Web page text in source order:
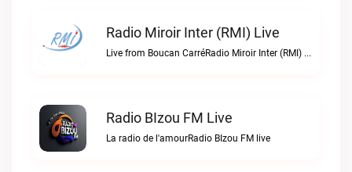
Radio Miroir Inter (RMI) Live
Live from Boucan CarréRadio Miroir Inter (RMI) live
Radio BIzou FM Live
La radio de l'amourRadio BIzou FM live